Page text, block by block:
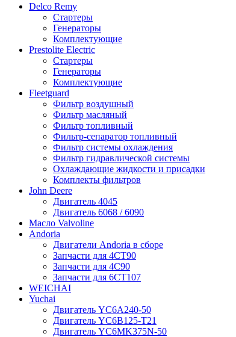
Delco Remy
Стартеры
Генераторы
Комплектующие
Prestolite Electric
Стартеры
Генераторы
Комплектующие
Fleetguard
Фильтр воздушный
Фильтр масляный
Фильтр топливный
Фильтр-сепаратор топливный
Фильтр системы охлаждения
Фильтр гидравлической системы
Охлаждающие жидкости и присадки
Комплекты фильтров
John Deere
Двигатель 4045
Двигатель 6068 / 6090
Масло Valvoline
Andoria
Двигатели Andoria в сборе
Запчасти для 4CT90
Запчасти для 4С90
Запчасти для 6CT107
WEICHAI
Yuchai
Двигатель YC6A240-50
Двигатель YC6B125-T21
Двигатель YC6MK375N-50